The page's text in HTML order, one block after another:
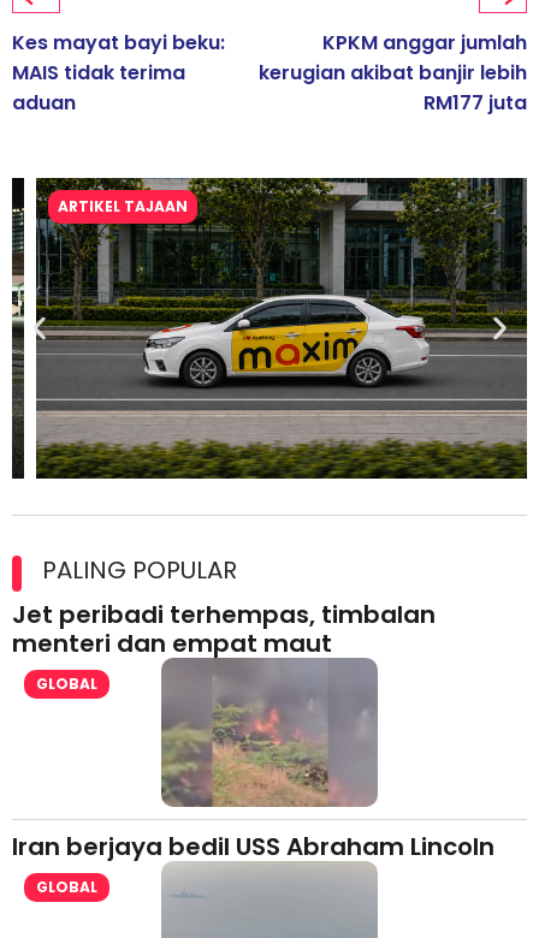
Kes mayat bayi beku:
MAIS tidak terima
aduan
KPKM anggar jumlah
kerugian akibat banjir lebih
RM177 juta
ARTIKEL TAJAAN
lesen separuh pertama 2026
PALING POPULAR
Jet peribadi terhempas, timbalan
menteri dan empat maut
GLOBAL
Iran berjaya bedil USS Abraham Lincoln
GLOBAL